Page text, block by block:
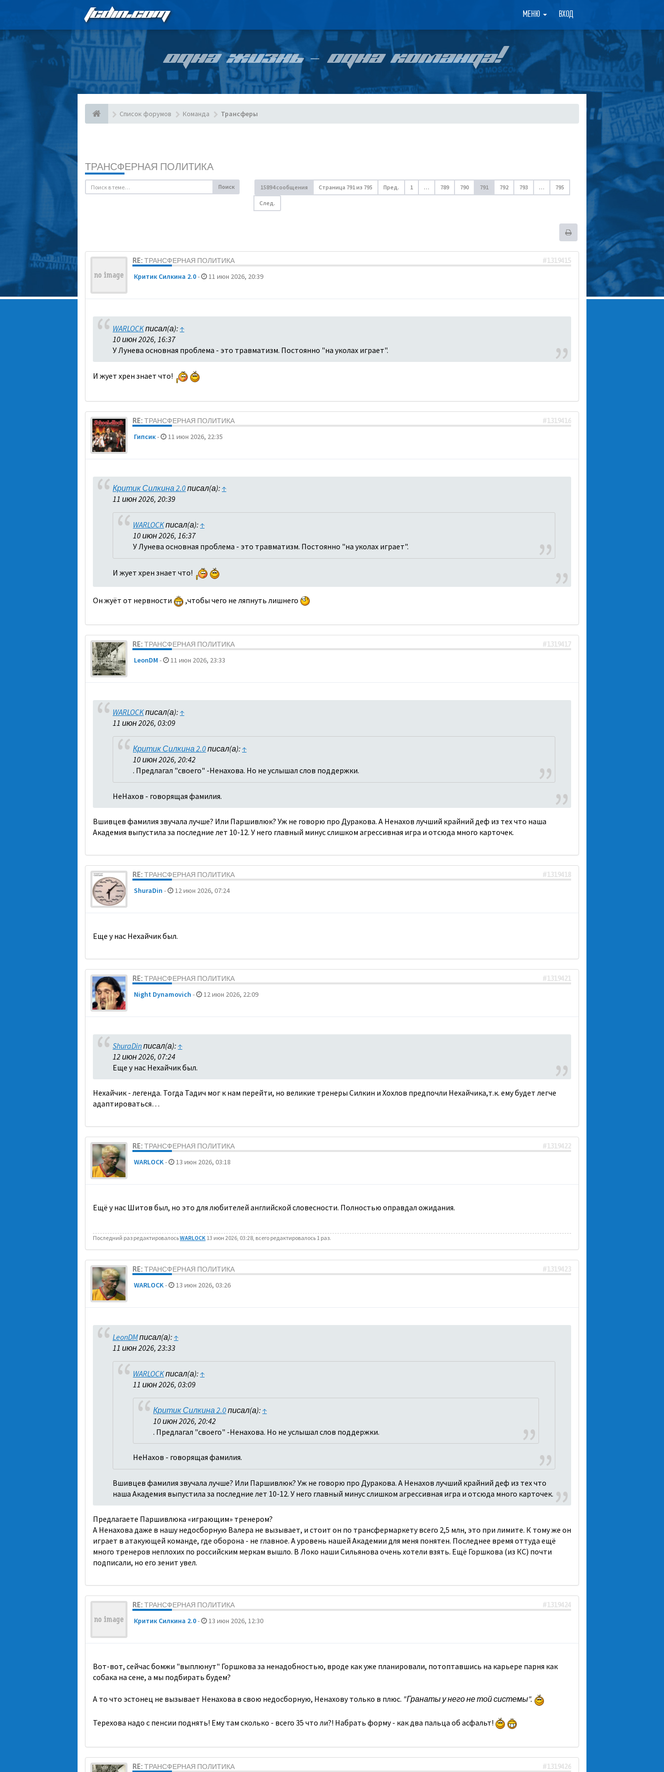
FCDIN.COM МЕНЮ ВХОД ×
ОДНА ЖИЗНЬ – ОДНА КОМАНДА!
Список форумов Команда Трансферы
ТРАНСФЕРНАЯ ПОЛИТИКА
Поиск 15894 сообщения Страница 791из 795 Пред. 1 … 789 790 791 792 793 … 795
След.
RE: ТРАНСФЕРНАЯ ПОЛИТИКА #1319415
Критик Силкина 2.0- 11 июн 2026, 20:39
WARLOCKписал(а): ↑
10 июн 2026, 16:37
У Лунева основная проблема - это травматизм. Постоянно "на уколах играет".
И жует хрен знает что!
RE: ТРАНСФЕРНАЯ ПОЛИТИКА #1319416
Гипсик- 11 июн 2026, 22:35
Критик Силкина 2.0писал(а): ↑
11 июн 2026, 20:39
WARLOCKписал(а): ↑
10 июн 2026, 16:37
У Лунева основная проблема - это травматизм. Постоянно "на уколах играет".
И жует хрен знает что!
Он жуёт от нервности ,чтобы чего не ляпнуть лишнего
RE: ТРАНСФЕРНАЯ ПОЛИТИКА #1319417
LeonDM - 11 июн 2026, 23:33
WARLOCKписал(а): ↑
11 июн 2026, 03:09
Критик Силкина 2.0писал(а): ↑
10 июн 2026, 20:42
. Предлагал "своего" -Ненахова. Но не услышал слов поддержки.
НеНахов - говорящая фамилия.
Вшивцев фамилия звучала лучше? Или Паршивлюк? Уж не говорю про Дуракова. А Ненахов лучший крайний деф из тех что наша
Академия выпустила за последние лет 10-12. У него главный минус слишком агрессивная игра и отсюда много карточек.
RE: ТРАНСФЕРНАЯ ПОЛИТИКА #1319418
ShuraDin - 12 июн 2026, 07:24
Еще у нас Нехайчик был.
RE: ТРАНСФЕРНАЯ ПОЛИТИКА #1319421
Night Dynamovich - 12 июн 2026, 22:09
ShuraDinписал(а): ↑
12 июн 2026, 07:24
Еще у нас Нехайчик был.
Нехайчик - легенда. Тогда Тадич мог к нам перейти, но великие тренеры Силкин и Хохлов предпочли Нехайчика,т.к. ему будет легче
адаптироваться…
RE: ТРАНСФЕРНАЯ ПОЛИТИКА #1319422
WARLOCK- 13 июн 2026, 03:18
Ещё у нас Шитов был, но это для любителей английской словесности. Полностью оправдал ожидания.
Последний раз редактировалосьWARLOCK 13 июн 2026, 03:28, всего редактировалось 1 раз.
RE: ТРАНСФЕРНАЯ ПОЛИТИКА #1319423
WARLOCK- 13 июн 2026, 03:26
LeonDMписал(а): ↑
11 июн 2026, 23:33
WARLOCKписал(а): ↑
11 июн 2026, 03:09
Критик Силкина 2.0писал(а): ↑
10 июн 2026, 20:42
. Предлагал "своего" -Ненахова. Но не услышал слов поддержки.
НеНахов - говорящая фамилия.
Вшивцев фамилия звучала лучше? Или Паршивлюк? Уж не говорю про Дуракова. А Ненахов лучший крайний деф из тех что
наша Академия выпустила за последние лет 10-12. У него главный минус слишком агрессивная игра и отсюда много карточек.
Предлагаете Паршивлюка «играющим» тренером?
А Ненахова даже в нашу недосборную Валера не вызывает, и стоит он по трансфермаркету всего 2,5 млн, это при лимите. К тому же он
играет в атакующей команде, где оборона - не главное. А уровень нашей Академии для меня понятен. Последнее время оттуда ещё
много тренеров неплохих по российским меркам вышло. В Локо наши Сильянова очень хотели взять. Ещё Горшкова (из КС) почти
подписали, но его зенит увел.
RE: ТРАНСФЕРНАЯ ПОЛИТИКА #1319424
Критик Силкина 2.0- 13 июн 2026, 12:30
Вот-вот, сейчас бомжи "выплюнут" Горшкова за ненадобностью, вроде как уже планировали, потоптавшись на карьере парня как
собака на сене, а мы подбирать будем?
А то что эстонец не вызывает Ненахова в свою недосборную, Ненахову только в плюс. "Гранаты у него не той системы".
Терехова надо с пенсии поднять! Ему там сколько - всего 35 что ли?! Набрать форму - как два пальца об асфальт!
RE: ТРАНСФЕРНАЯ ПОЛИТИКА #1319426